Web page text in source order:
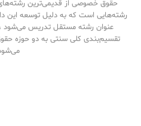
حقوق خصوصی از قدیمی‌ترین
رشته‌هایی است که به دلیل توسعه این
عنوان رشته مستقل تدریس می‌شود
تقسیم‌بندی کلی سنتی به دو حوزه